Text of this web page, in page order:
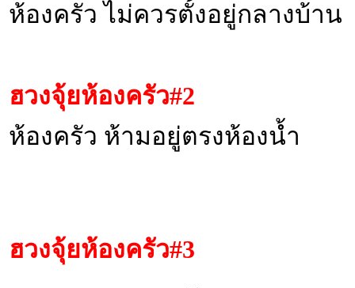
ห้องครัว ไม่ควรตั้งอยู่กลางบ้าน
ฮวงจุ้ยห้องครัว#2
ห้องครัว ห้ามอยู่ตรงห้องน้ำ
ฮวงจุ้ยห้องครัว#3